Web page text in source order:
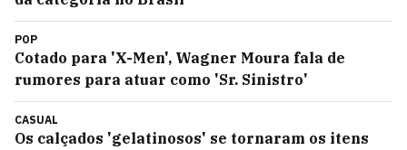
POP
Cotado para 'X-Men', Wagner Moura fala de
rumores para atuar como 'Sr. Sinistro'
CASUAL
Os calçados 'gelatinosos' se tornaram os itens